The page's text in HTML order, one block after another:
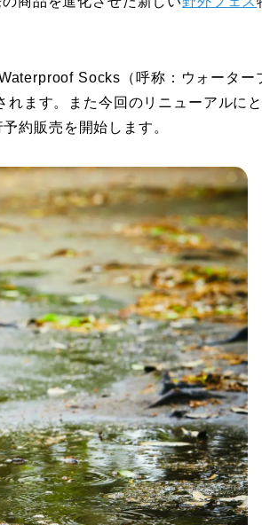
Socks（呼称：ウォーター
ます。また今回のリニューアルに
約販売を開始します。